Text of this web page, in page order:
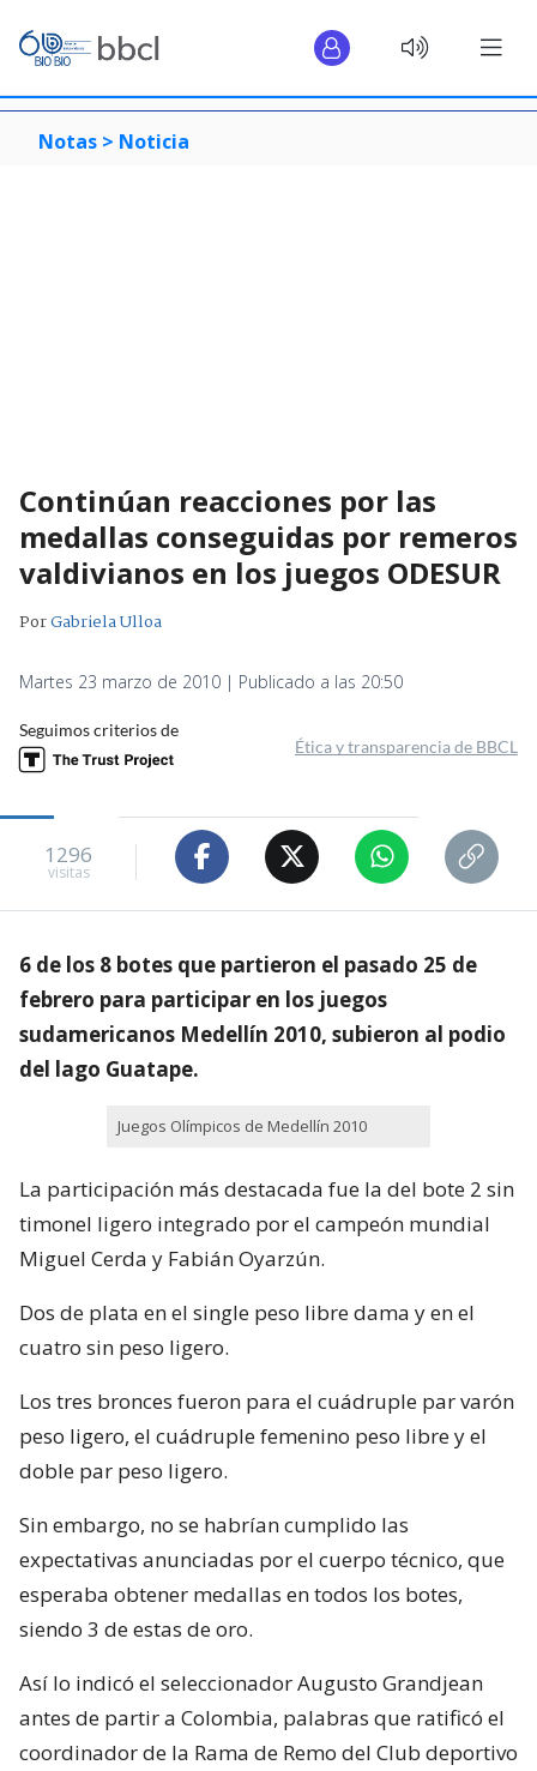
Notas > Noticia
Continúan reacciones por las
medallas conseguidas por remeros
valdivianos en los juegos ODESUR
PorGabriela Ulloa
Martes 23 marzo de 2010 | Publicado a las 20:50
Seguimos criterios de
Ética y transparencia de BBCL
1296
visitas
6 de los 8 botes que partieron el pasado 25 de
febrero para participar en los juegos
sudamericanos Medellín 2010, subieron al podio
del lago Guatape.
Juegos Olímpicos de Medellín 2010
La participación más destacada fue la del bote 2 sin
timonel ligero integrado por el campeón mundial
Miguel Cerda y Fabián Oyarzún.
Dos de plata en el single peso libre dama y en el
cuatro sin peso ligero.
Los tres bronces fueron para el cuádruple par varón
peso ligero, el cuádruple femenino peso libre y el
doble par peso ligero.
Sin embargo, no se habrían cumplido las
expectativas anunciadas por el cuerpo técnico, que
esperaba obtener medallas en todos los botes,
siendo 3 de estas de oro.
Así lo indicó el seleccionador Augusto Grandjean
antes de partir a Colombia, palabras que ratificó el
coordinador de la Rama de Remo del Club deportivo